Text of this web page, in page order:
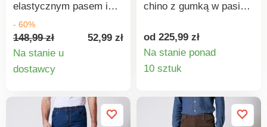
elastycznym pasem i
sznurkiem do ściągania.
Elastyczny pas ze
sznurkiem do ściągania.
Elastyczne końcówki
według Oeko-Tex (nr CQ
1216 / 3 IFTH). Znak ten
- 60%
148,99 zł
52,99 zł
Na stanie u
dostawcy
chino z gumką w pasie
wygodnego, miękkiego
w dotyku i elastycznego
materiału. Prosty krój.
Elastyczna talia z
Zapięcie na suwak i
guzik. 2 przednie
od 225,99 zł
Na stanie ponad
10 sztuk